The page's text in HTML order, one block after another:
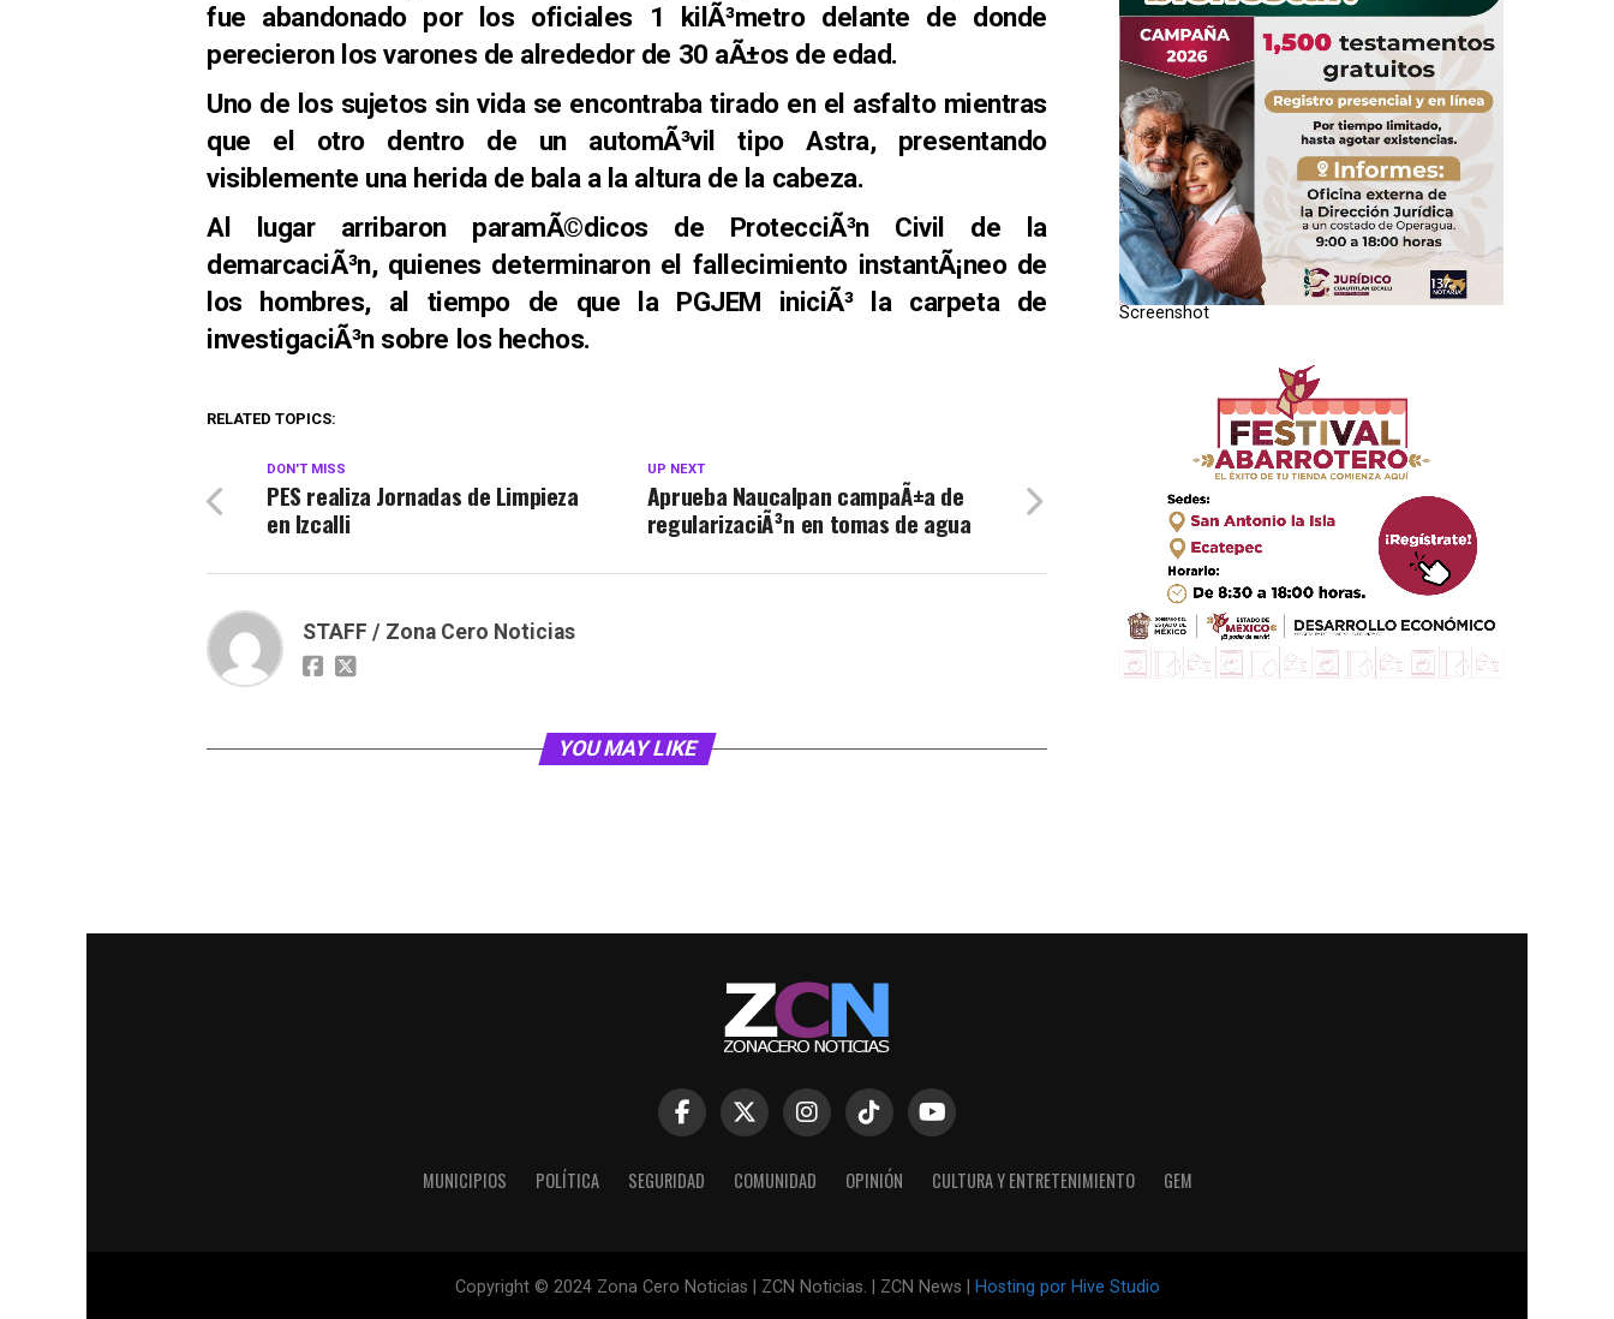
fue abandonado por los oficiales 1 kilÃ³metro delante de donde
perecieron los varones de alrededor de 30 aÃ±os de edad.
Uno de los sujetos sin vida se encontraba tirado en el asfalto mientras
que el otro dentro de un automÃ³vil tipo Astra, presentando
visiblemente una herida de bala a la altura de la cabeza.
Al lugar arribaron paramÃ©dicos de ProtecciÃ³n Civil de la
demarcaciÃ³n, quienes determinaron el fallecimiento instantÃ¡neo de
los hombres, al tiempo de que la PGJEM iniciÃ³ la carpeta de
investigaciÃ³n sobre los hechos.
RELATED TOPICS:
UP NEXT
Aprueba Naucalpan campaÃ±a de
regularizaciÃ³n en tomas de agua
DON'T MISS
PES realiza Jornadas de Limpieza
en Izcalli
STAFF / Zona Cero Noticias
YOU MAY LIKE
Screenshot
MUNICIPIOS POLÍTICA SEGURIDAD COMUNIDAD OPINIÓN CULTURA Y ENTRETENIMIENTO GEM
Copyright © 2024 Zona Cero Noticias | ZCN Noticias. | ZCN News | Hosting por Hive Studio